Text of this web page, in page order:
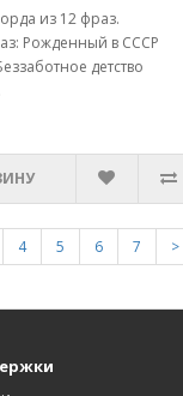
из 12 фраз.
Рожденный в СССР
детство
4 5 6 7 >